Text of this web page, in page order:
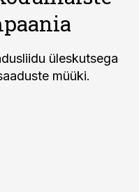
üleskutsega
müüki.